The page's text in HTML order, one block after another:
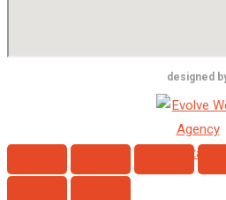
designed